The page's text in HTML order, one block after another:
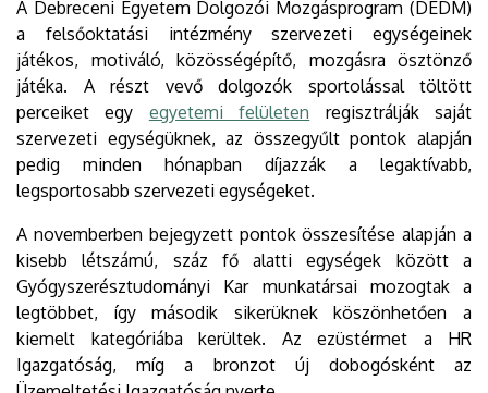
A Debreceni Egyetem Dolgozói Mozgásprogram (DEDM)
a felsőoktatási intézmény szervezeti egységeinek
játékos, motiváló, közösségépítő, mozgásra ösztönző
játéka. A részt vevő dolgozók sportolással töltött
perceiket egy egyetemi felületen regisztrálják saját
szervezeti egységüknek, az összegyűlt pontok alapján
pedig minden hónapban díjazzák a legaktívabb,
legsportosabb szervezeti egységeket.
A novemberben bejegyzett pontok összesítése alapján a
kisebb létszámú, száz fő alatti egységek között a
Gyógyszerésztudományi Kar munkatársai mozogtak a
legtöbbet, így második sikerüknek köszönhetően a
kiemelt kategóriába kerültek. Az ezüstérmet a HR
Igazgatóság, míg a bronzot új dobogósként az